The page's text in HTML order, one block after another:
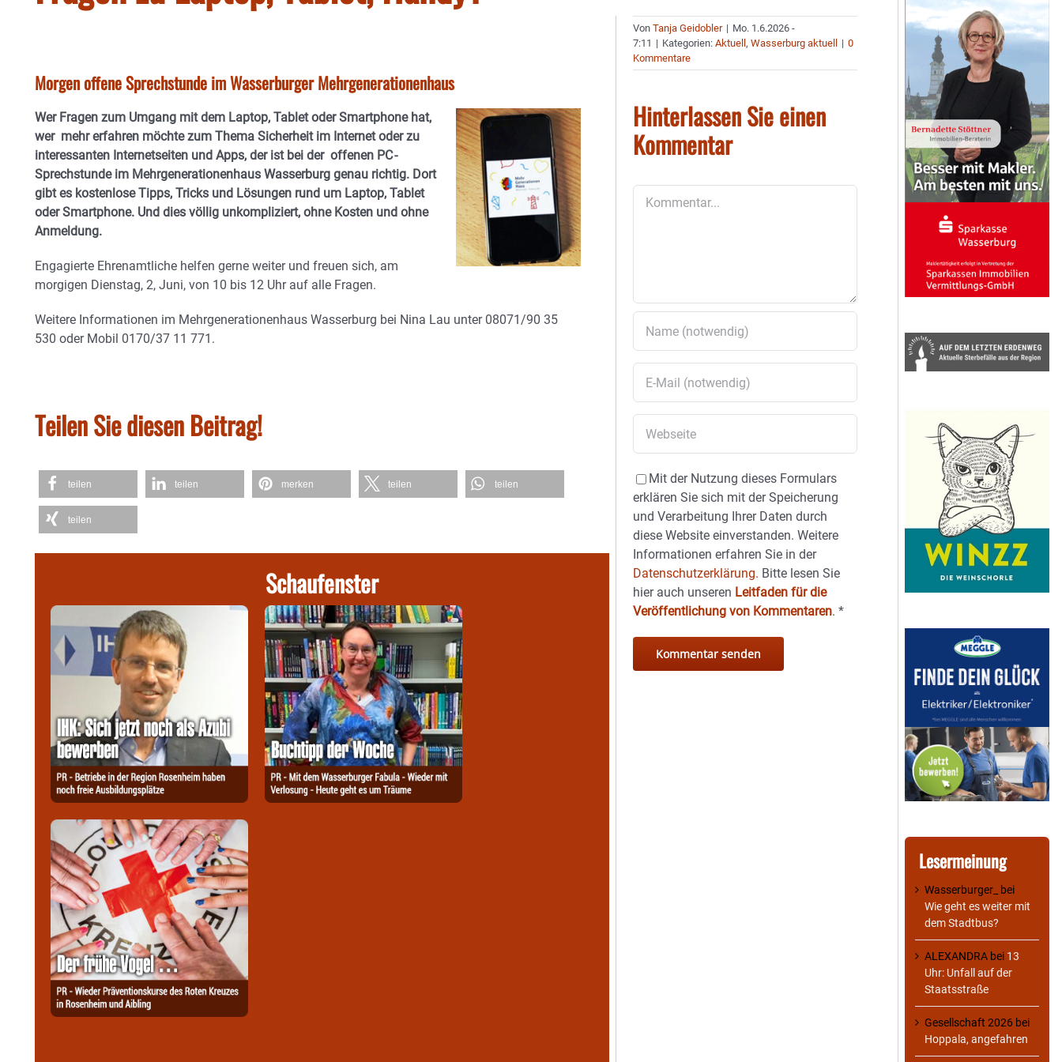
Morgen offene Sprechstunde im Wasserburger Mehrgenerationenhaus
Wer Fragen zum Umgang mit dem Laptop, Tablet oder Smartphone hat,
wer mehr erfahren möchte zum Thema Sicherheit im Internet oder zu
interessanten Internetseiten und Apps, der ist bei der offenen PC -
Sprechstunde im Mehrgenerationenhaus Wasserburg genau richtig. Dort
gibt es kostenlose Tipps, Tricks und Lösungen rund um Laptop, Tablet
oder Smartphone. Und dies völlig unkompliziert, ohne Kosten und ohne
Anmeldung.
Engagierte Ehrenamtliche helfen gerne weiter und freuen sich, am
morgigen Dienstag, 2, Juni, von 10 bis 12 Uhr auf alle Fragen.
Weitere Informationen im Mehrgenerationenhaus Wasserburg bei Nina Lau unter 08071/90 35
530 oder Mobil 0170/37 11 771.
Teilen Sie diesen Beitrag!
teilen teilen merken teilen teilen
teilen
Schaufenster
VonTanja Geidobler | Mo. 1.6.2026 -
7:11 | Kategorien:Aktuell,Wasserburg aktuell | 0
Kommentare
Hinterlassen Sie einen
Kommentar
Mit der Nutzung dieses Formulars
erklären Sie sich mit der Speicherung
und Verarbeitung Ihrer Daten durch
diese Website einverstanden. Weitere
Informationen erfahren Sie in der
Datenschutzerklärung. Bitte lesen Sie
hier auch unseren Leitfaden für die
Veröffentlichung von Kommentaren.*
Lesermeinung
Wasserburger_
bei
Wie geht es weiter mit
dem Stadtbus?
ALEXANDRA bei 13
Uhr: Unfall auf der
Staatsstraße
Gesellschaft 2026 bei
Hoppala, angefahren